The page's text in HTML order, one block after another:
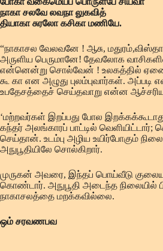
நாகா சலவே லவநா லுகவித்
தியாகா சுரலோ கசிகா மணியே.
“நாகாசல வேலவனே ! ஆசு,
அருளிய பெருமானே! தேவலோக
என்னென்று சொல்வேன் ! உலகத்தில் ஏனை
கூ கா என அழுது புலம்புவார்கள்.
உபதேசத்தைச் செய்தவாறு என்ன ஆச்சரியம்
‘மற்றவர்கள் இறப்பது போல
கந்தர் அலங்காரப் பாட்டில்
செய்தான். உடம்பு அழிய உயிர்போகும்
அநுபூதியிலே சொல்கிறார்.
முருகன் அவரை, இந்தப் பொய்வீடு குலையு
கொண்டார். அநுபூதி அடைந்த
நாகாசலத்தை மறக்கவில்லை.
ஒம் சரவணபவ